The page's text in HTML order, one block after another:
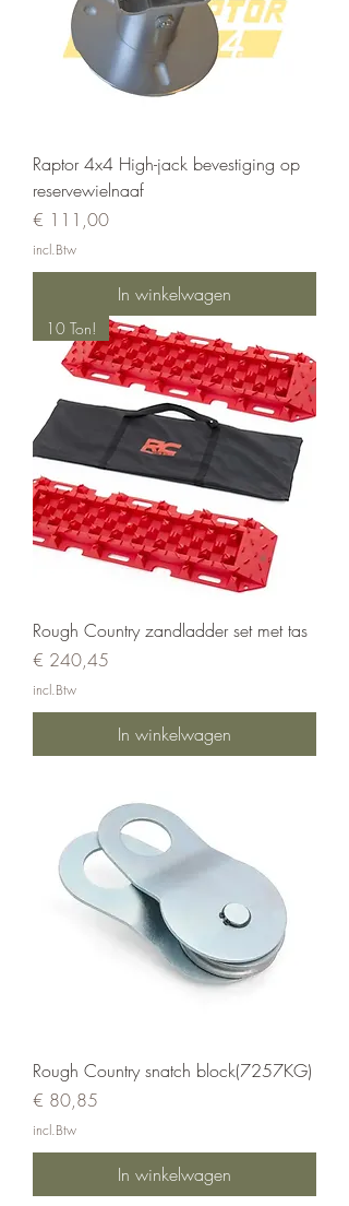
Raptor 4x4 High-jack bevestiging op
reservewielnaaf
Prijs
€ 111,00
incl.Btw
In winkelwagen
10 Ton!
Rough Country zandladder set met tas
Prijs
€ 240,45
incl.Btw
In winkelwagen
Rough Country snatch block(7257KG)
Prijs
€ 80,85
incl.Btw
In winkelwagen